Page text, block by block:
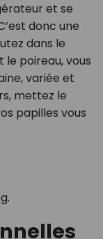
et se
donc une
dans le
le poireau, vous
variée et
mettez le
papilles vous